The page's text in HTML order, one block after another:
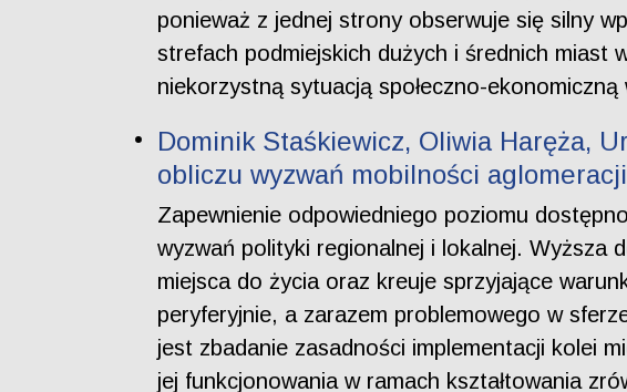
ponieważ z jednej strony obserwuje się silny
strefach podmiejskich dużych i średnich miast
niekorzystną sytuacją społeczno-
Dominik Staśkiewicz, Oliwia Haręża,
obliczu wyzwań mobilności
Zapewnienie odpowiedniego poziomu
wyzwań polityki regionalnej i lokalnej. Wyższa
miejsca do życia oraz kreuje sprzyjające
peryferyjnie, a zarazem problemowego w
jest zbadanie zasadności implementacji kolei
jej funkcjonowania w ramach kształtowania